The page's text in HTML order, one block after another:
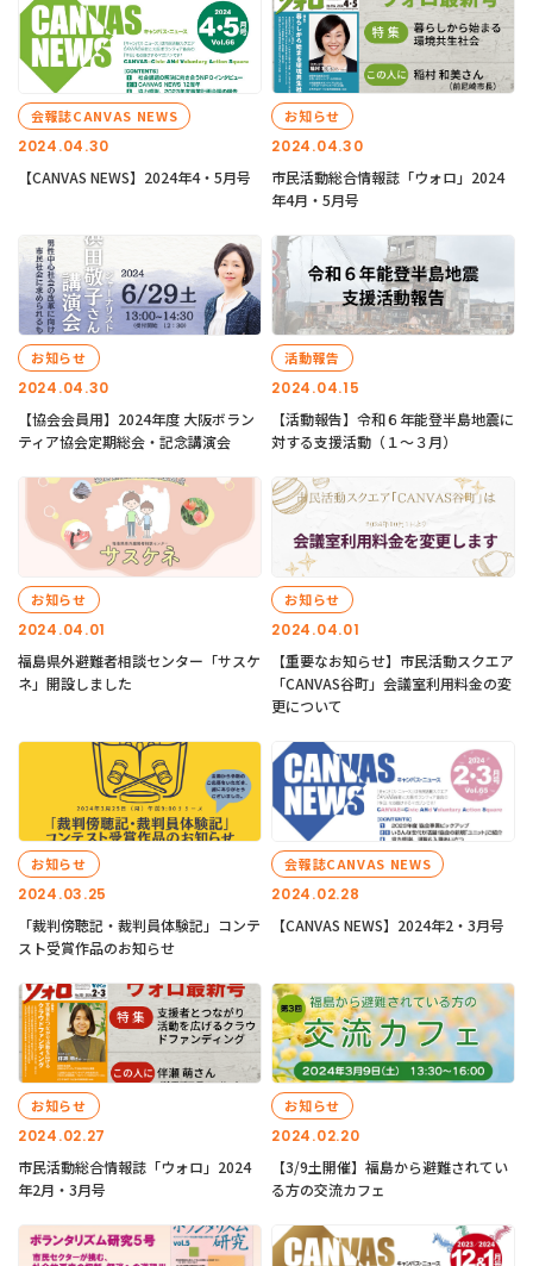
2024.04.30
会報誌CANVAS NEWS
【CANVAS NEWS】2024年4・5月号
2024.04.30
お知らせ
市民活動総合情報誌「ウォロ」2024
年4月・5月号
2024.04.30
お知らせ
【協会会員用】2024年度 大阪ボラン
ティア協会定期総会・記念講演会
2024.04.15
活動報告
【活動報告】令和６年能登半島地震に
対する支援活動（１〜３月）
2024.04.01
お知らせ
福島県外避難者相談センター「サスケ
ネ」開設しました
2024.04.01
お知らせ
【重要なお知らせ】市民活動スクエア
「CANVAS谷町」会議室利用料金の変
更について
2024.03.25
お知らせ
「裁判傍聴記・裁判員体験記」コンテ
スト受賞作品のお知らせ
2024.02.28
会報誌CANVAS NEWS
【CANVAS NEWS】2024年2・3月号
2024.02.27
お知らせ
市民活動総合情報誌「ウォロ」2024
年2月・3月号
2024.02.20
お知らせ
【3/9土開催】福島から避難されてい
る方の交流カフェ